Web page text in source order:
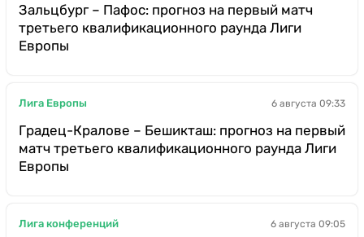
Зальцбург – Пафос: прогноз на первый матч
третьего квалификационного раунда Лиги
Европы
Лига Европы 6 августа 09:33
Градец-Кралове – Бешикташ: прогноз на первый
матч третьего квалификационного раунда Лиги
Европы
Лига конференций 6 августа 09:05